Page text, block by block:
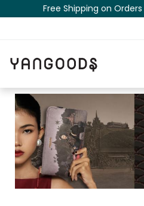
Free Shipping on